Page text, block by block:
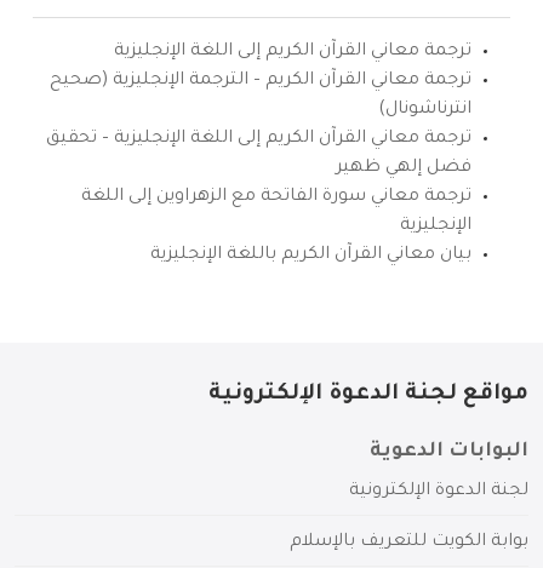
ترجمة معاني القرآن الكريم إلى اللغة الإنجليزية
ترجمة معاني القرآن الكريم – الترجمة الإنجليزية (صحيح
انترناشونال)
ترجمة معاني القرآن الكريم إلى اللغة الإنجليزية – تحقيق
فضل إلهي ظهير
ترجمة معاني سورة الفاتحة مع الزهراوين إلى اللغة
الإنجليزية
بيان معاني القرآن الكريم باللغة الإنجليزية
مواقع لجنة الدعوة الإلكترونية
البوابات الدعوية
لجنة الدعوة الإلكترونية
بوابة الكويت للتعريف بالإسلام